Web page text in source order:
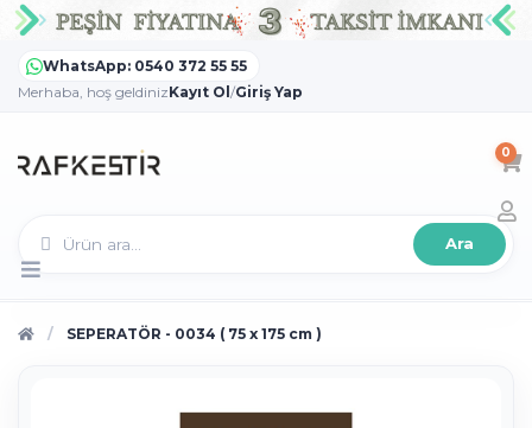
WhatsApp: 0540 372 55 55
Merhaba, hoş geldinizKayıt Ol /Giriş Yap
0
Ara
SEPERATÖR - 0034 ( 75 x 175 cm )